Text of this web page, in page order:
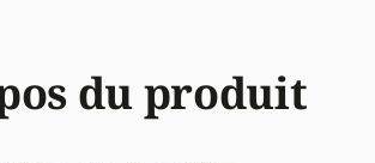
du produit